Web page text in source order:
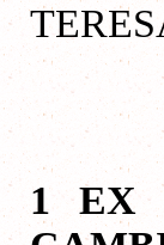
1 EX